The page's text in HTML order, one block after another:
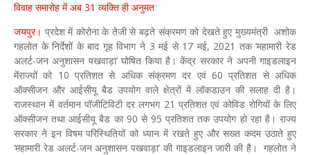
विवाह समारोह में अब 31 व्यक्ति ही अनुमत
जयपुर। प्रदेश में कोरोना के तेजी से बढ़ते संक्रमण को देखते हुए मुख्यमंत्री अशोक
गहलोत के निर्देशों के बाद गृह विभाग ने 3 मई से 17 मई, 2021 तक ‘महामारी रेड
अलर्ट-जन अनुशासन पखवाड़ा‘ घोषित किया है। केंद्र सरकार ने अपनी गाइडलाइन
मेंराज्यों को 10 प्रतिशत से अधिक संक्रमण दर एवं 60 प्रतिशत से अधिक
ऑक्सीजन और आईसीयू बैड उपयोग वाले क्षेत्रों में लॉकडाउन की सलाह दी है।
राजस्थान में वर्तमान पॉजीटिविटी दर लगभग 21 प्रतिशत एवं कोविड रोगियों के लिए
ऑक्सीजन तथा आईसीयू बैड का 90 से 95 प्रतिशत तक उपयोग हो रहा है। राज्य
सरकार ने इन विषम परिस्थितियों को ध्यान में रखते हुए और सख्त कदम उठाते हुए
‘महामारी रेड अलर्ट-जन अनुशासन पखवाड़ा‘ की गाइडलाइन जारी की है। गहलोत ने